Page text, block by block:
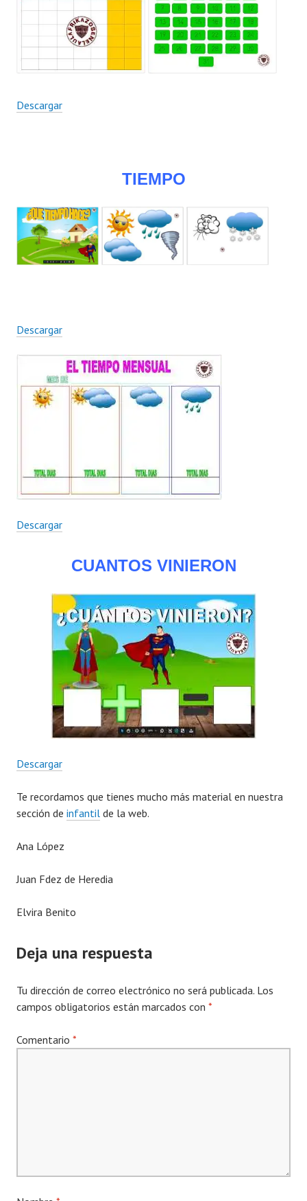
Descargar
TIEMPO
Descargar
Descargar
CUANTOS VINIERON
Descargar
Te recordamos que tienes mucho más material en nuestra
sección de infantil de la web.
Ana López
Juan Fdez de Heredia
Elvira Benito
Deja una respuesta
Tu dirección de correo electrónico no será publicada. Los
campos obligatorios están marcados con *
Comentario *